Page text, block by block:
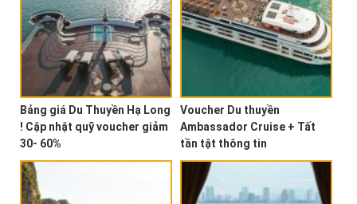
Bảng giá Du Thuyền Hạ Long
! Cập nhật quỹ voucher giảm
30- 60%
Voucher Du thuyền
Ambassador Cruise + Tất
tần tật thông tin